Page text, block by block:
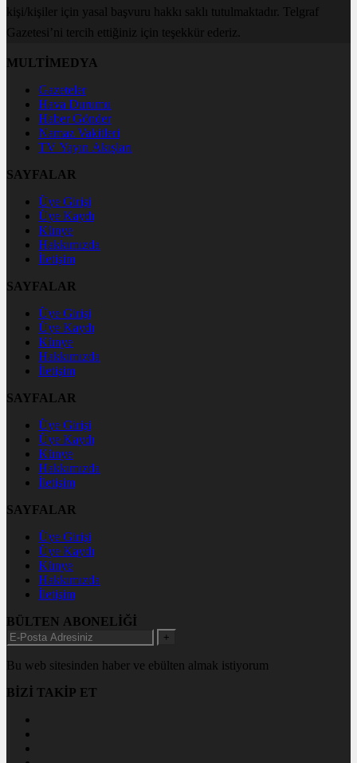
kişi/kişiler için yasal başvuru hakkı saklı tutulmaktadır. Telgraf
Gazetesi’ni tercih ettiğiniz için teşekkür ederiz.
MULTİMEDYA
Gazeteler
Hava Durumu
Haber Gönder
Namaz Vakitleri
TV Yayın Akışları
SAYFALAR
Üye Girişi
Üye Kaydı
Künye
Hakkımızda
İletişim
SAYFALAR
Üye Girişi
Üye Kaydı
Künye
Hakkımızda
İletişim
SAYFALAR
Üye Girişi
Üye Kaydı
Künye
Hakkımızda
İletişim
SAYFALAR
Üye Girişi
Üye Kaydı
Künye
Hakkımızda
İletişim
BÜLTEN ABONELİĞİ
+
Bu web sitesinden haber ve ebülten almak istiyorum
BİZİ TAKİP ET